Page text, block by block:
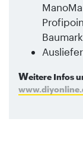
Weitere Infos